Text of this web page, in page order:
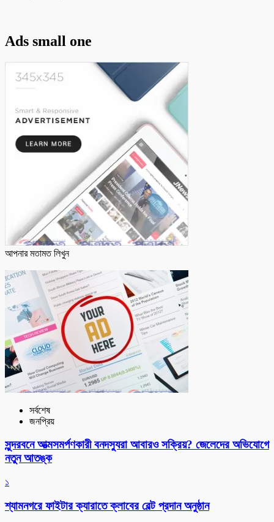
Ads small one
আপনার মতামত লিখুন
সর্বশেষ
জনপ্রিয়
সুন্দরবনে আত্মসমর্পণকারী বনদস্যুরা আবারও সক্রিয়? জেলেদের অভিযোগে
নতুন আতঙ্ক
১
শ্যামনগরে ফাইটার ক্যারাতে ক্লাবের বেল্ট প্রদান অনুষ্ঠান